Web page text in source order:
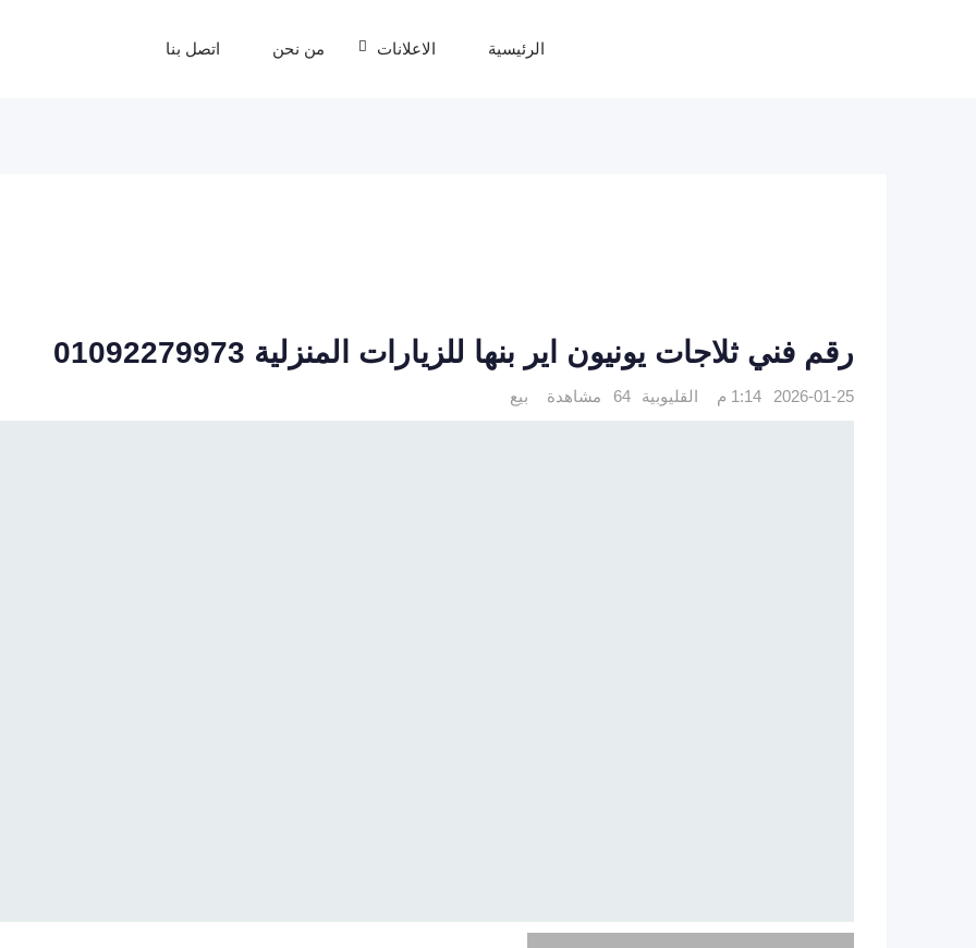
الرئيسية الاعلانات من نحن اتصل بنا
رقم فني ثلاجات يونيون اير بنها للزيارات المنزلية 01092279973
2026-01-25 1:14 م القليوبية 64 مشاهدة بيع